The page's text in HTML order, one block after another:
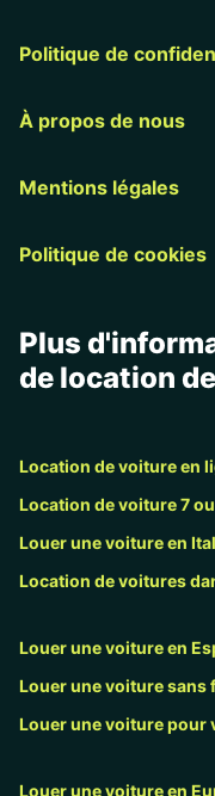
Politique de
À propos de nous
Mentions légales
Politique de cookies
Plus
de location
Location de voiture en
Location de voiture 7
Louer une voiture en
Location de voitures
Louer une voiture en
Louer une voiture sans
Louer une voiture pour
Louer une voiture en